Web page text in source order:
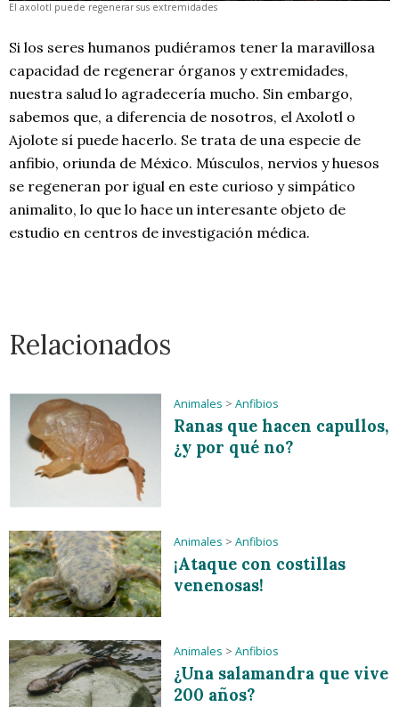
El axolotl puede regenerar sus extremidades
Si los seres humanos pudiéramos tener la maravillosa
capacidad de regenerar órganos y extremidades,
nuestra salud lo agradecería mucho. Sin embargo,
sabemos que, a diferencia de nosotros, el Axolotl o
Ajolote sí puede hacerlo. Se trata de una especie de
anfibio, oriunda de México. Músculos, nervios y huesos
se regeneran por igual en este curioso y simpático
animalito, lo que lo hace un interesante objeto de
estudio en centros de investigación médica.
Relacionados
Animales > Anfibios
Ranas que hacen capullos,
¿y por qué no?
Animales > Anfibios
¡Ataque con costillas
venenosas!
Animales > Anfibios
¿Una salamandra que vive
200 años?